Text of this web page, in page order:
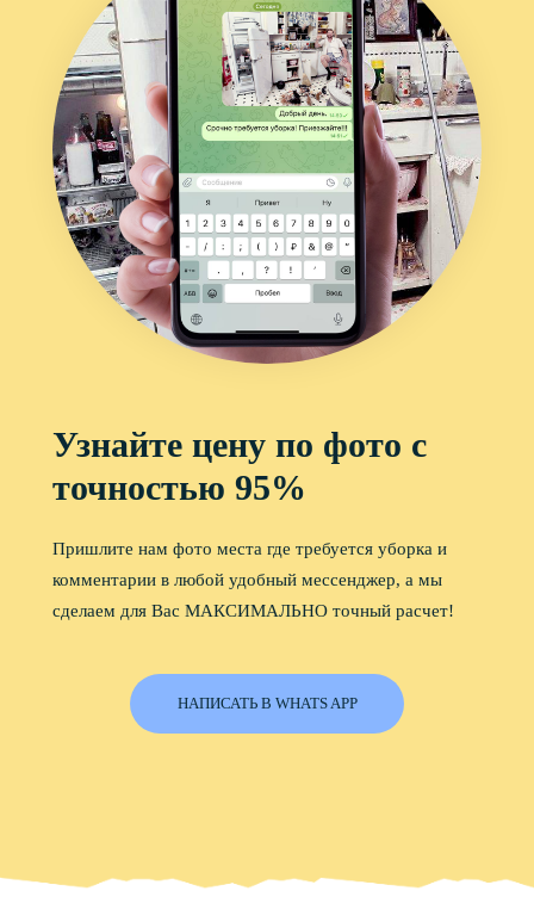
Узнайте цену по фото с
точностью 95%
Пришлите нам фото места где требуется уборка и
комментарии в любой удобный мессенджер, а мы
сделаем для Вас МАКСИМАЛЬНО точный расчет!
НАПИСАТЬ В WHATS APP